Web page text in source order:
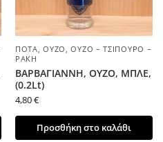
ΠΟΤΆ,ΟΎΖΟ ,ΟΎΖΟ – ΤΣΊΠΟΥΡΟ –
ΡΑΚΉ
ΒΑΡΒΑΓΙΑΝΝΗ, ΟΥΖΟ, ΜΠΛΕ,
(0.2Lt)
4,80€
Προσθήκη στο καλάθι